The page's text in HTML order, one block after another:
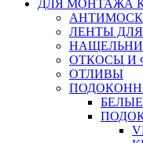
ДЛЯ МОНТАЖА
ЛЕНТЫ
ОТКОСЫ И
ОТЛИВЫ
БЕЛЫЕ